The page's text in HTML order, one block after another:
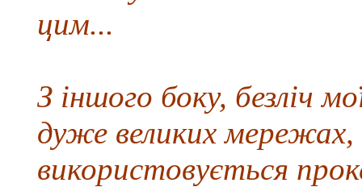
цим...
З іншого боку, безліч
дуже великих мережах,
використовується